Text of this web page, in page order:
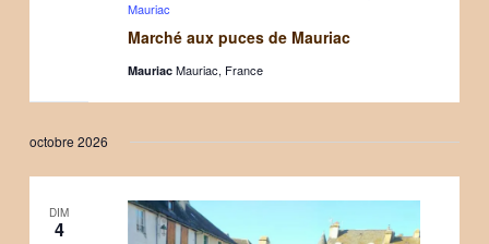
Marché aux puces de Mauriac
Mauriac
Mauriac Mauriac, France
octobre 2026
DIM
4